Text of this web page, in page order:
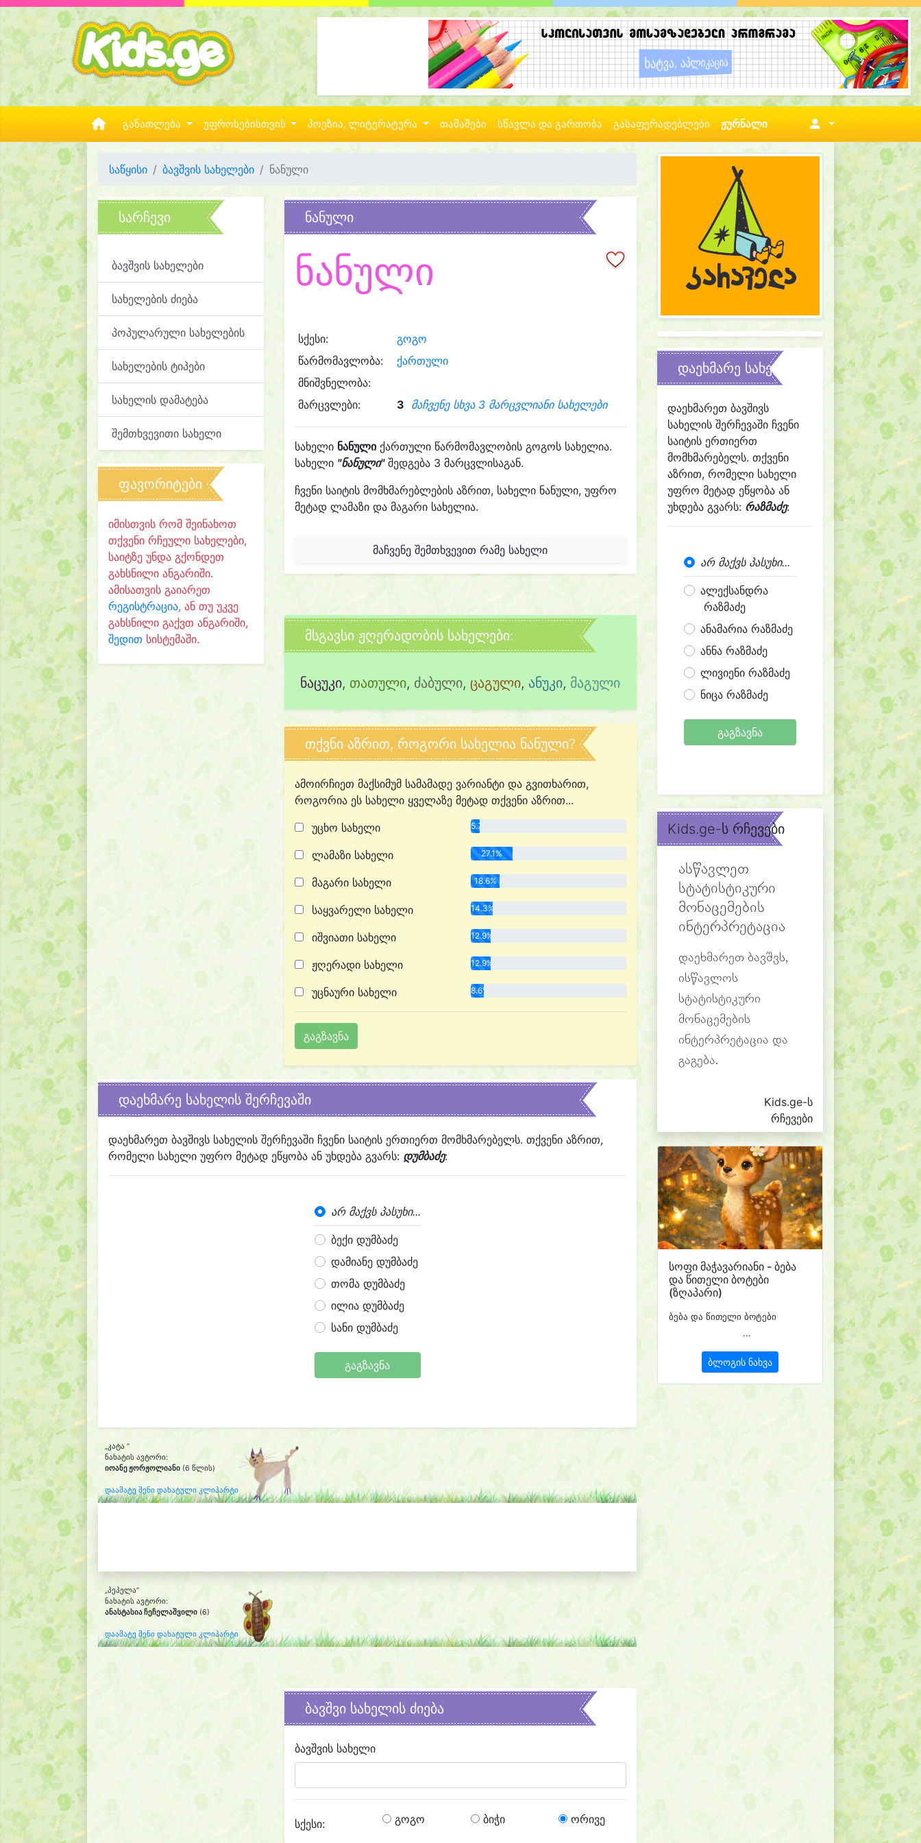
განათლება უფროსებისთვის პოეზია, ლიტერატურა თამაშები სწავლა და გართობა გასაფერადებლები ჟურნალი
საწყისი ბავშვის სახელები ნანული
სარჩევი
ბავშვის სახელები
სახელების ძიება
პოპულარული სახელების
სახელების ტიპები
სახელის დამატება
შემთხვევითი სახელი
ფავორიტები
იმისთვის რომ შეინახოთ
თქვენი რჩეული სახელები,
საიტზე უნდა გქონდეთ
გახსნილი ანგარიში.
ამისათვის გაიარეთ
რეგისტრაცია, ან თუ უკვე
გახსნილი გაქვთ ანგარიში,
შედით სისტემაში.
ნანული
ნანული
სქესი:
გოგო
წარმომავლობა:
ქართული
მნიშვნელობა:
მარცვლები:
3 მაჩვენე სხვა 3 მარცვლიანი სახელები
სახელი ნანულიქართული წარმომავლობის გოგოს სახელია.
სახელი "ნანული"შედგება 3 მარცვლისაგან.
ჩვენი საიტის მომხმარებლების აზრით, სახელი ნანული, უფრო
მეტად ლამაზი და მაგარი სახელია.
მაჩვენე შემთხვევით რამე სახელი
მსგავსი ჟღერადობის სახელები:
ნაცუკი, თათული, ძაბული, ცაგული, ანუკი, მაგული
თქვნი აზრით, როგორი სახელია ნანული?
ამოირჩიეთ მაქსიმუმ სამამადე ვარიანტი და გვითხარით,
როგორია ეს სახელი ყველაზე მეტად თქვენი აზრით...
უცხო სახელი
5.7%
ლამაზი სახელი 27.1%
მაგარი სახელი 18.6%
საყვარელი სახელი 14.3%
იშვიათი სახელი 12.9%
ჟღერადი სახელი 12.9%
უცნაური სახელი 8.6%
დაეხმარე სახელის შერჩევაში
დაეხმარეთ ბავშივს სახელის შერჩევაში ჩვენი საიტის ერთიერთ მომხმარებელს. თქვენი აზრით,
რომელი სახელი უფრო მეტად ეწყობა ან უხდება გვარს: დუმბაძე:
არ მაქვს პასუხი...
ბექი დუმბაძე
დამიანე დუმბაძე
თომა დუმბაძე
ილია დუმბაძე
სანი დუმბაძე
გაგზავნა
„კატა “
ნახატის ავტორი:
იოანე ჟორჟოლიანი (6 წლის)
დაამატე შენი დახატული კლიპარტი
„პეპელა“
ნახატის ავტორი:
ანასტასია ჩეჩელაშვილი (6)
დაამატე შენი დახატული კლიპარტი
ბავშვი სახელის ძიება
ბავშვის სახელი
სქესი: გოგო ბიჭი ორივე
დაეხმარე სახელის შერჩევაში
დაეხმარეთ ბავშივს
სახელის შერჩევაში ჩვენი
საიტის ერთიერთ
მომხმარებელს. თქვენი
აზრით, რომელი სახელი
უფრო მეტად ეწყობა ან
უხდება გვარს: რაზმაძე:
არ მაქვს პასუხი...
ალექსანდრა
რაზმაძე
ანამარია რაზმაძე
ანნა რაზმაძე
ლივიენი რაზმაძე
ნიცა რაზმაძე
გაგზავნა
Kids.ge-ს რჩევები
ასწავლეთ
სტატისტიკური
მონაცემების
ინტერპრეტაცია
დაეხმარეთ ბავშვს,
ისწავლოს
სტატისტიკური
მონაცემების
ინტერპრეტაცია და
გაგება.
Kids.ge-ს
რჩევები
სოფი მაჭავარიანი - ბება
და წითელი ბოტები
(ზღაპარი)
ბება და წითელი ბოტები
...
ბლოგის ნახვა